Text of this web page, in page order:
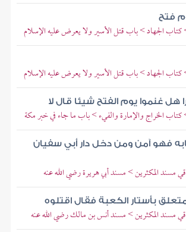
فتح
الجهاد > باب قتل الأسير ولا يعرض عليه الإسلام
الجهاد > باب قتل الأسير ولا يعرض عليه الإسلام
هل غنموا يوم الفتح شيئا قال لا
الخراج والإمارة والفيء > باب ما جاء في خبر مكة
فهو آمن ومن دخل دار أبي سفيان
مسند المكثرين > مسند أبي هريرة رضي الله عنه
بأستار الكعبة فقال اقتلوه
مسند المكثرين > مسند أنس بن مالك رضي الله عنه